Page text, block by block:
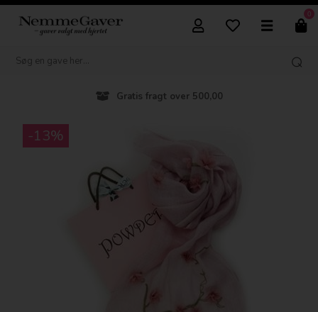
0
Gratis fragt over 500,00
-13%